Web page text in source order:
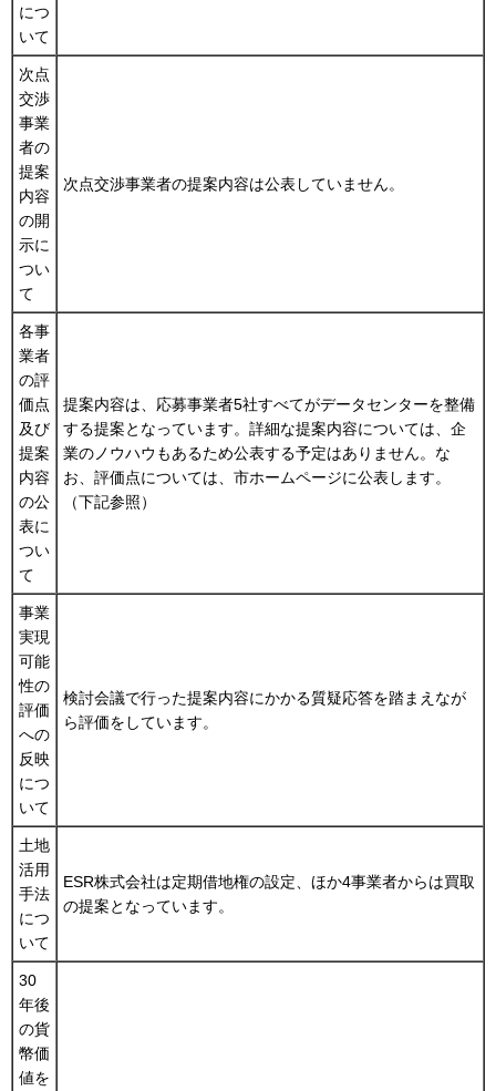
につ
いて
次点
交渉
事業
者の
提案
内容
の開
示に
つい
て
次点交渉事業者の提案内容は公表していません。
各事
業者
の評
価点
及び
提案
内容
の公
表に
つい
て
提案内容は、応募事業者5社すべてがデータセンターを整備
する提案となっています。詳細な提案内容については、企
業のノウハウもあるため公表する予定はありません。な
お、評価点については、市ホームページに公表します。
（下記参照）
事業
実現
可能
性の
評価
への
反映
につ
いて
検討会議で行った提案内容にかかる質疑応答を踏まえなが
ら評価をしています。
土地
活用
手法
につ
いて
ESR株式会社は定期借地権の設定、ほか4事業者からは買取
の提案となっています。
30
年後
の貨
幣価
値を